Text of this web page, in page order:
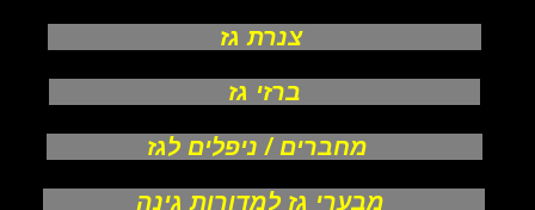
צנרת גז
ברזי גז
מחברים / ניפלים לגז
מבערי גז למדורות גינה